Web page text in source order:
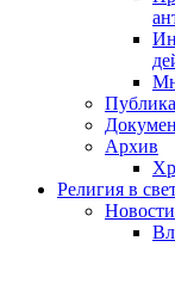
Архив
Религия в
Новости